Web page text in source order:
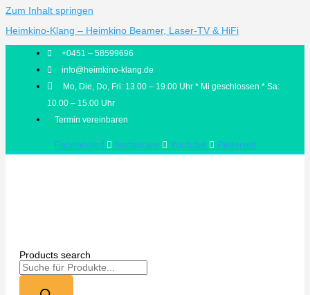
Zum Inhalt springen
Heimkino-Klang – Heimkino Beamer, Laser-TV & HiFi
+0451 – 58599696
info@heimkino-klang.de
Mo, Die, Do, Fri: 13.00 – 19.00 Uhr * Mi geschlossen * Sa:
10.00 – 15.00 Uhr
Termin vereinbaren
Facebook-f Instagram Youtube Pinterest
Products search